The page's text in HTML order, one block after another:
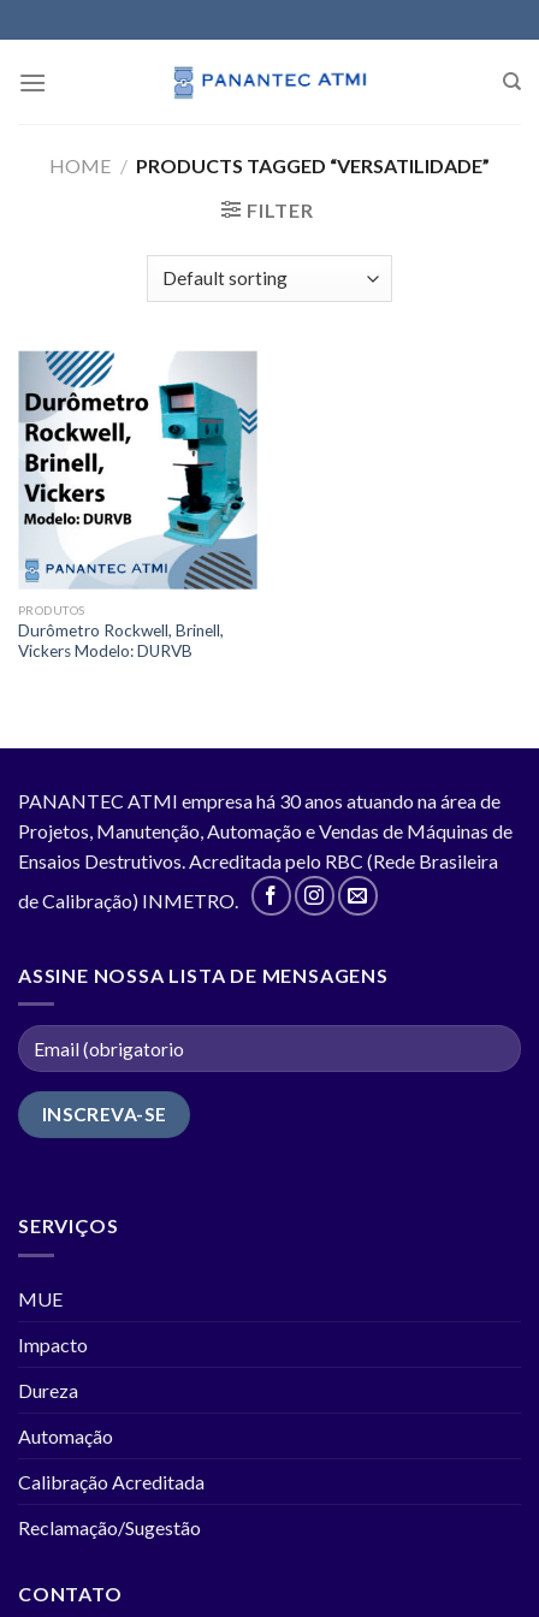
to
content
HOME / PRODUCTS TAGGED “VERSATILIDADE”
FILTER
PRODUTOS
Durômetro Rockwell, Brinell,
Vickers Modelo: DURVB
PANANTEC ATMI empresa há 30 anos atuando na área de
Projetos, Manutenção, Automação e Vendas de Máquinas de
Ensaios Destrutivos. Acreditada pelo RBC (Rede Brasileira
de Calibração) INMETRO.
ASSINE NOSSA LISTA DE MENSAGENS
SERVIÇOS
MUE
Impacto
Dureza
Automação
Calibração Acreditada
Reclamação/Sugestão
CONTATO